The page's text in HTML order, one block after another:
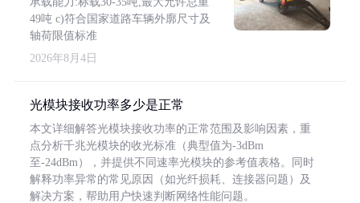
49吨 c)符合国家道路车辆外廓尺寸及
轴荷限值标准
2026年8月4日
光模块接收功率多少是正常
本文详细解答光模块接收功率的正常范围及影响因素，重
点分析千兆光模块的收光标准（典型值为-3dBm
至-24dBm），并提供不同速率光模块的参考值表格。同时
解释功率异常的常见原因（如光纤损耗、连接器问题）及
解决方案，帮助用户快速判断网络性能问题。